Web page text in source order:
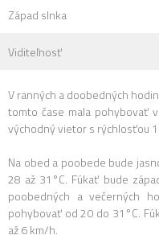
Západ slnka
Viditeľnosť
V ranných a doobedných
tomto čase mala pohybovať
východný vietor s rýchlosťou
Na obed a poobede bude
28 až 31°C. Fúkať bude
poobedných a večerných
pohybovať od 20 do 31°C.
až 6 km/h.